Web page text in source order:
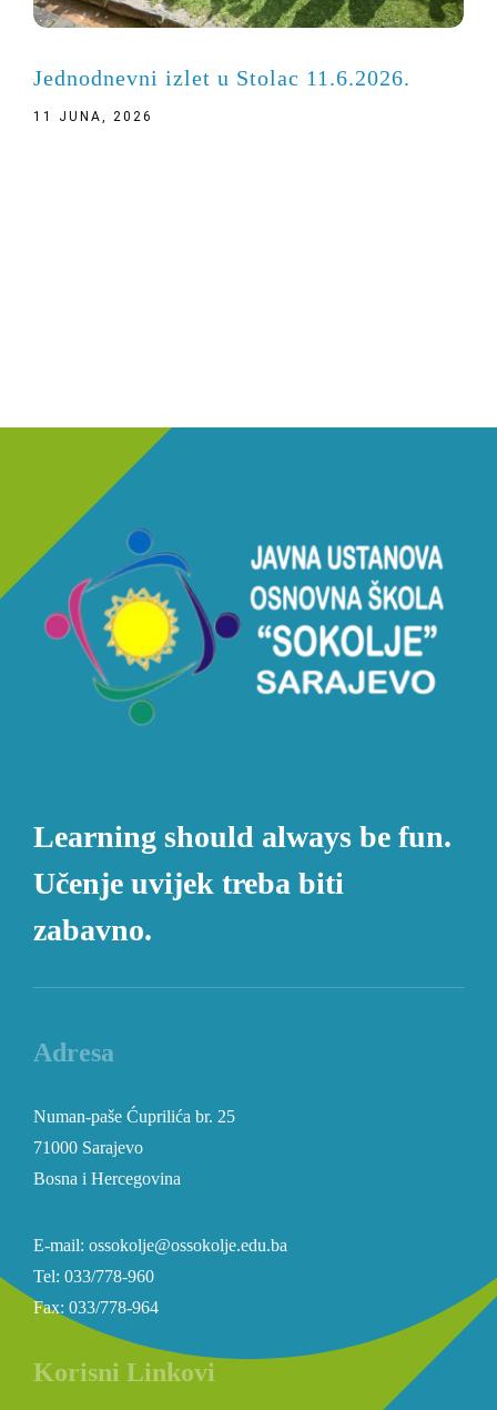
Jednodnevni izlet u Stolac 11.6.2026.
11 JUNA, 2026
Learning should always be fun.
Učenje uvijek treba biti
zabavno.
Adresa
Numan-paše Ćuprilića br. 25
71000 Sarajevo
Bosna i Hercegovina
E-mail: ossokolje@ossokolje.edu.ba
Tel: 033/778-960
Fax: 033/778-964
Korisni Linkovi